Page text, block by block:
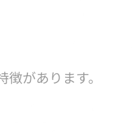
があります。